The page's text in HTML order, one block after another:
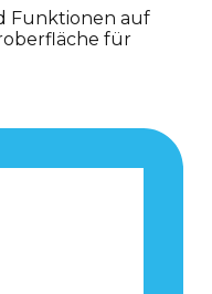
Funktionen auf
für